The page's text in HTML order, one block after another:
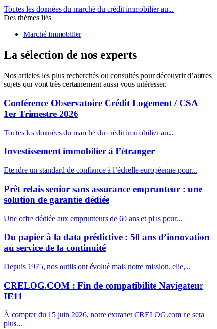
Toutes les données du marché du crédit immobilier au...
Des thèmes liés
Marché immobilier
La sélection de nos experts
Nos articles les plus recherchés ou consultés pour découvrir d’autres
sujets qui vont très certainement aussi vous intéresser.
Conférence Observatoire Crédit Logement / CSA
1er Trimestre 2026
Toutes les données du marché du crédit immobilier au...
Investissement immobilier à l’étranger
Etendre un standard de confiance à l’échelle européenne pour...
Prêt relais senior sans assurance emprunteur : une
solution de garantie dédiée
Une offre dédiée aux emprunteurs de 60 ans et plus pour...
Du papier à la data prédictive : 50 ans d’innovation
au service de la continuité
Depuis 1975, nos outils ont évolué mais notre mission, elle,...
CRELOG.COM : Fin de compatibilité Navigateur
IE11
À compter du 15 juin 2026, notre extranet CRELOG.com ne sera
plus...